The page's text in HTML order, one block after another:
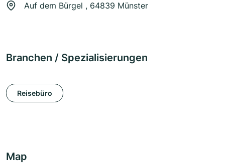
Auf dem Bürgel , 64839 Münster
Branchen / Spezialisierungen
Reisebüro
Map